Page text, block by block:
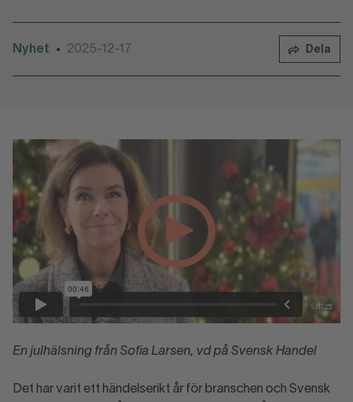
Nyhet • 2025-12-17 Dela
En julhälsning från Sofia Larsen, vd på Svensk Handel
Det har varit ett händelserikt år för branschen och Svensk